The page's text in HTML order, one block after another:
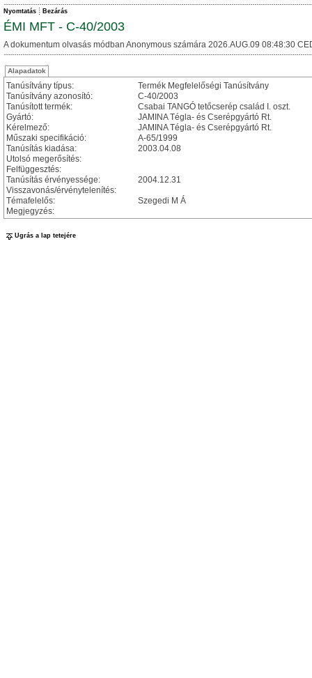
Nyomtatás Bezárás
ÉMI MFT - C-40/2003
A dokumentum olvasás módban Anonymous számára 2026.AUG.09 08:48:30
Alapadatok
Tanúsítvány típus:
Termék Megfelelőségi Tanúsítvány
Tanúsítvány azonosító:
C-40/2003
Tanúsított termék:
Csabai TANGÓ tetőcserép család I. oszt.
Gyártó:
JAMINA Tégla- és Cserépgyártó Rt.
Kérelmező:
JAMINA Tégla- és Cserépgyártó Rt.
Műszaki specifikáció:
A-65/1999
Tanúsítás kiadása:
2003.04.08
Utolsó megerősítés:
Felfüggesztés:
Tanúsítás érvényessége:
2004.12.31
Visszavonás/érvénytelenítés:
Témafelelős:
Szegedi M Á
Megjegyzés:
Ugrás a lap tetejére